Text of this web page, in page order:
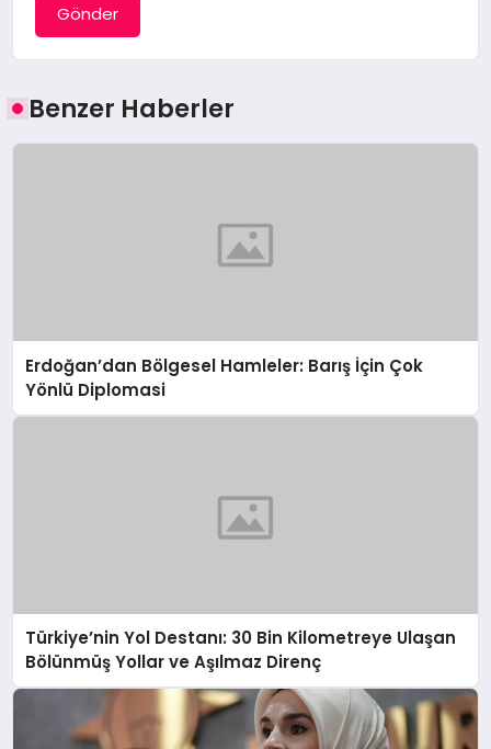
Gönder
Benzer Haberler
Erdoğan’dan Bölgesel Hamleler: Barış İçin Çok
Yönlü Diplomasi
Türkiye’nin Yol Destanı: 30 Bin Kilometreye Ulaşan
Bölünmüş Yollar ve Aşılmaz Direnç